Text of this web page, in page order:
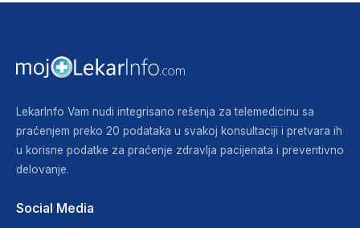
LekarInfo Vam nudi integrisano rešenja za telemedicinu sa
praćenjem preko 20 podataka u svakoj konsultaciji i pretvara ih
u korisne podatke za praćenje zdravlja pacijenata i preventivno
delovanje.
Social Media